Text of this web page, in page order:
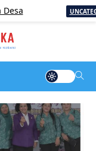
UNCATEGORIZED